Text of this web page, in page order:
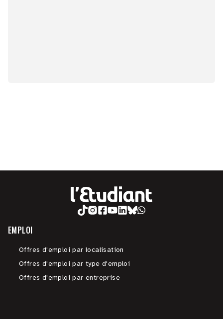
EMPLOI
Offres d'emploi par localisation
Offres d'emploi par type d'emploi
Offres d'emploi par entreprise